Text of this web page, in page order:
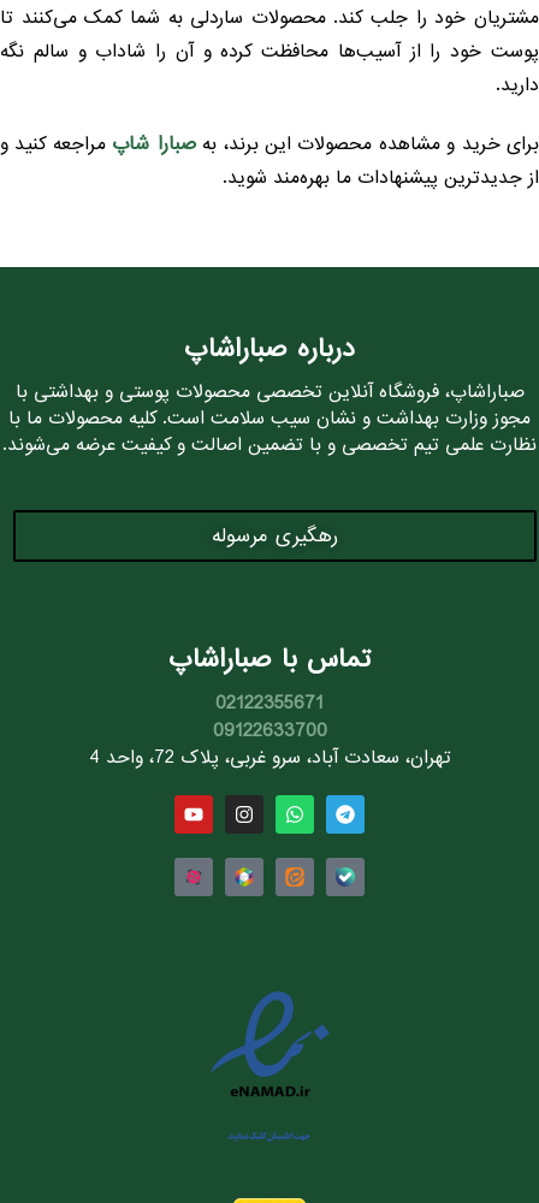
مشتریان خود را جلب کند. محصولات ساردلی به شما کمک می‌کنند تا
پوست خود را از آسیب‌ها محافظت کرده و آن را شاداب و سالم نگه
دارید.
خرید و مشاهده محصولات این برند، به صبارا شاپمراجعه کنید و
از جدیدترین پیشنهادات ما بهره‌مند شوید.
درباره صباراشاپ
صباراشاپ، فروشگاه آنلاین تخصصی محصولات پوستی و بهداشتی با
مجوز وزارت بهداشت و نشان سیب سلامت است. کلیه محصولات ما با
نظارت علمی تیم تخصصی و با تضمین اصالت و کیفیت عرضه می‌شوند.
رهگیری مرسوله
تماس با صباراشاپ
02122355671
09122633700
تهران، سعادت آباد، سرو غربی، پلاک 72، واحد 4